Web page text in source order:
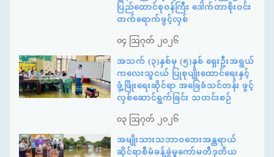
ပြည်ထောင်စုဝန်ကြီး ဒေါက်တာစိုးဝင်း
တက်ရောက်ဖွင့်လှစ်
၀၄ ဩဂုတ် ၂၀၂၆
အသက် (၃)နှစ်မှ (၅)နှစ် ရှေးဦးအရွယ်
ကလေးသူငယ် ပြုစုပျိုးထောင်ရေးနှင့်
ဖွံ့ဖြိုးရေးဆိုင်ရာ အခြေခံသင်တန်း ဖွင့်
လှစ်ဆောင်ရွက်ခြင်း သတင်းစဉ်
၀၃ ဩဂုတ် ၂၀၂၆
အမျိုးသားသဘာဝဘေးအန္တရာယ်
ဆိုင်ရာစီမံခန့်ခွဲမှုကော်မတီဒုတိယ